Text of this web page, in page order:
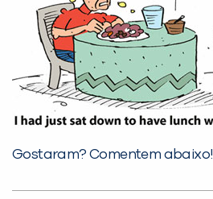
Gostaram? Comentem abaixo!